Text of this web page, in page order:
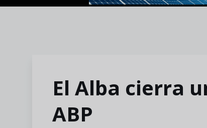
Skip to main content
El Alba cierra
ABP